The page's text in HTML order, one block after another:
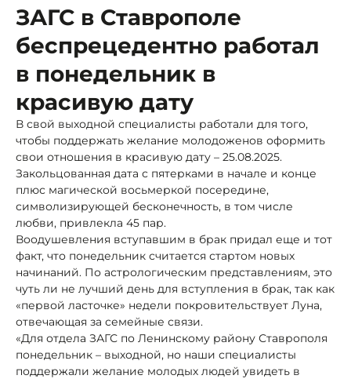
ЗАГС в Ставрополе
беспрецедентно работал
в понедельник в
красивую дату
В свой выходной специалисты работали для того,
чтобы поддержать желание молодоженов оформить
свои отношения в красивую дату – 25.08.2025.
Закольцованная дата с пятерками в начале и конце
плюс магической восьмеркой посередине,
символизирующей бесконечность, в том числе
любви, привлекла 45 пар.
Воодушевления вступавшим в брак придал еще и тот
факт, что понедельник считается стартом новых
начинаний. По астрологическим представлениям, это
чуть ли не лучший день для вступления в брак, так как
«первой ласточке» недели покровительствует Луна,
отвечающая за семейные связи.
«Для отдела ЗАГС по Ленинскому району Ставрополя
понедельник – выходной, но наши специалисты
поддержали желание молодых людей увидеть в